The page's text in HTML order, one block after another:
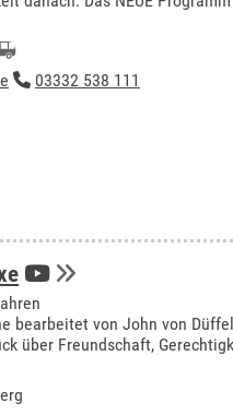
03332 538 111
bearbeitet von John von Düffel
über Freundschaft,